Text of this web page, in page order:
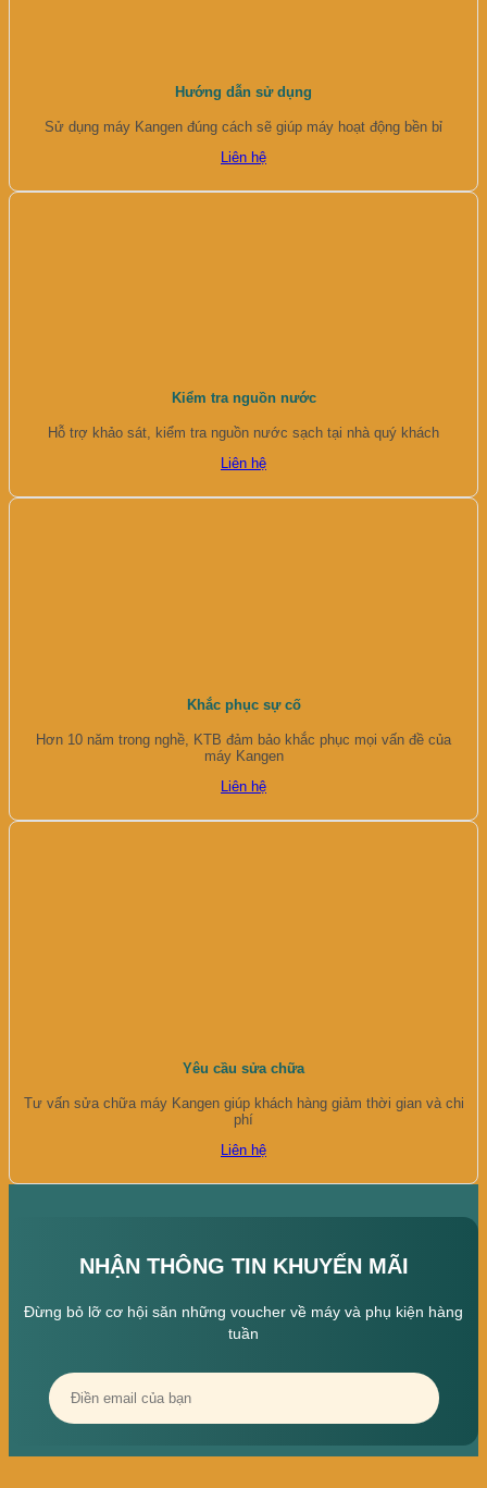
Hướng dẫn sử dụng
Sử dụng máy Kangen đúng cách sẽ giúp máy hoạt động bền bỉ
Liên hệ
Kiểm tra nguồn nước
Hỗ trợ khảo sát, kiểm tra nguồn nước sạch tại nhà quý khách
Liên hệ
Khắc phục sự cố
Hơn 10 năm trong nghề, KTB đảm bảo khắc phục mọi vấn đề của
máy Kangen
Liên hệ
Yêu cầu sửa chữa
Tư vấn sửa chữa máy Kangen giúp khách hàng giảm thời gian và chi
phí
Liên hệ
NHẬN THÔNG TIN KHUYẾN MÃI
Đừng bỏ lỡ cơ hội săn những voucher về máy và phụ kiện hàng
tuần